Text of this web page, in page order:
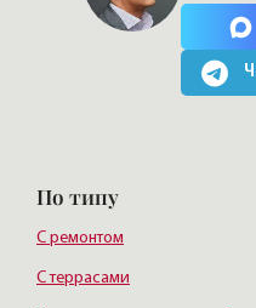
Нажимая на кнопку, Вы
По типу
С ремонтом
С террасами